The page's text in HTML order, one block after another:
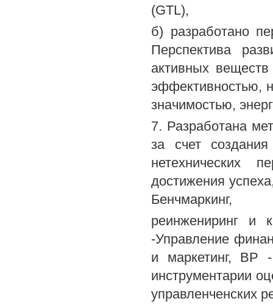
(GTL),
б) разработано
Перспектива
активных
эффективностью,
значимостью,
7. Разработана
за счет
нетехнических
достижения
Бенчмаркинг,
реинжениринг и
-Управление
и маркетинг, BP
инструментарии
управленченских